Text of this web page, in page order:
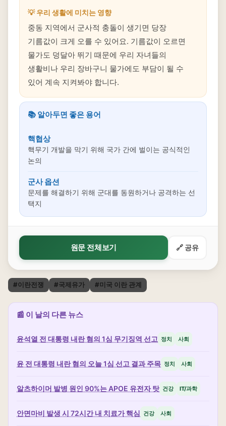
💡 우리 생활에 미치는 영향
중동 지역에서 군사적 충돌이 생기면 당장
기름값이 크게 오를 수 있어요. 기름값이 오르면
물가도 덩달아 뛰기 때문에 우리 자녀들의
생활비나 우리 장바구니 물가에도 부담이 될 수
있어 계속 지켜봐야 합니다.
📚 알아두면 좋은 용어
핵협상
핵무기 개발을 막기 위해 국가 간에 벌이는 공식적인
논의
군사 옵션
문제를 해결하기 위해 군대를 동원하거나 공격하는 선
택지
원문 전체보기 🔗 공유
#이란전쟁 #국제유가 #미국 이란 관계
📰 이 날의 다른 뉴스
윤석열 전 대통령 내란 혐의 1심 무기징역 선고 정치 사회
윤 전 대통령 내란 혐의 오늘 1심 선고 결과 주목 정치 사회
알츠하이머 발병 원인 90%는 APOE 유전자 탓 건강 IT/과학
안면마비 발생 시 72시간 내 치료가 핵심 건강 사회